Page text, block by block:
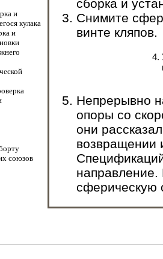
и
кулака
и
союзов
сборка и
Снимите
винте кляпов.
Непрерывно
опоры со
они
возвращении
направление.
сферическую